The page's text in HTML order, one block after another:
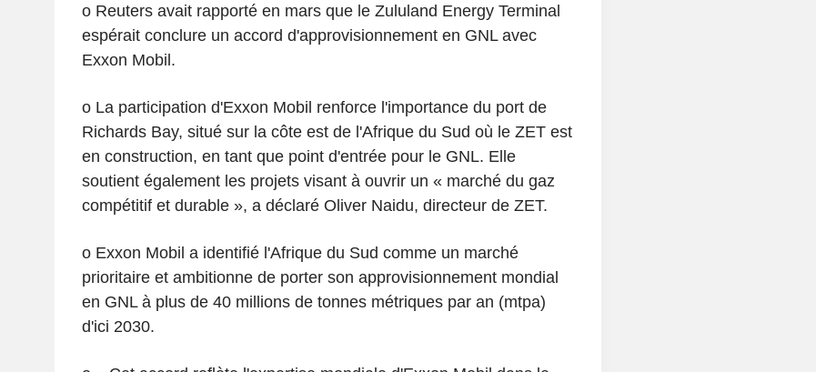
o Reuters avait rapporté en mars que le Zululand Energy Terminal
espérait conclure un accord d'approvisionnement en GNL avec
Exxon Mobil.
o La participation d'Exxon Mobil renforce l'importance du port de
Richards Bay, situé sur la côte est de l'Afrique du Sud où le ZET est
en construction, en tant que point d'entrée pour le GNL. Elle
soutient également les projets visant à ouvrir un « marché du gaz
compétitif et durable », a déclaré Oliver Naidu, directeur de ZET.
o Exxon Mobil a identifié l'Afrique du Sud comme un marché
prioritaire et ambitionne de porter son approvisionnement mondial
en GNL à plus de 40 millions de tonnes métriques par an (mtpa)
d'ici 2030.